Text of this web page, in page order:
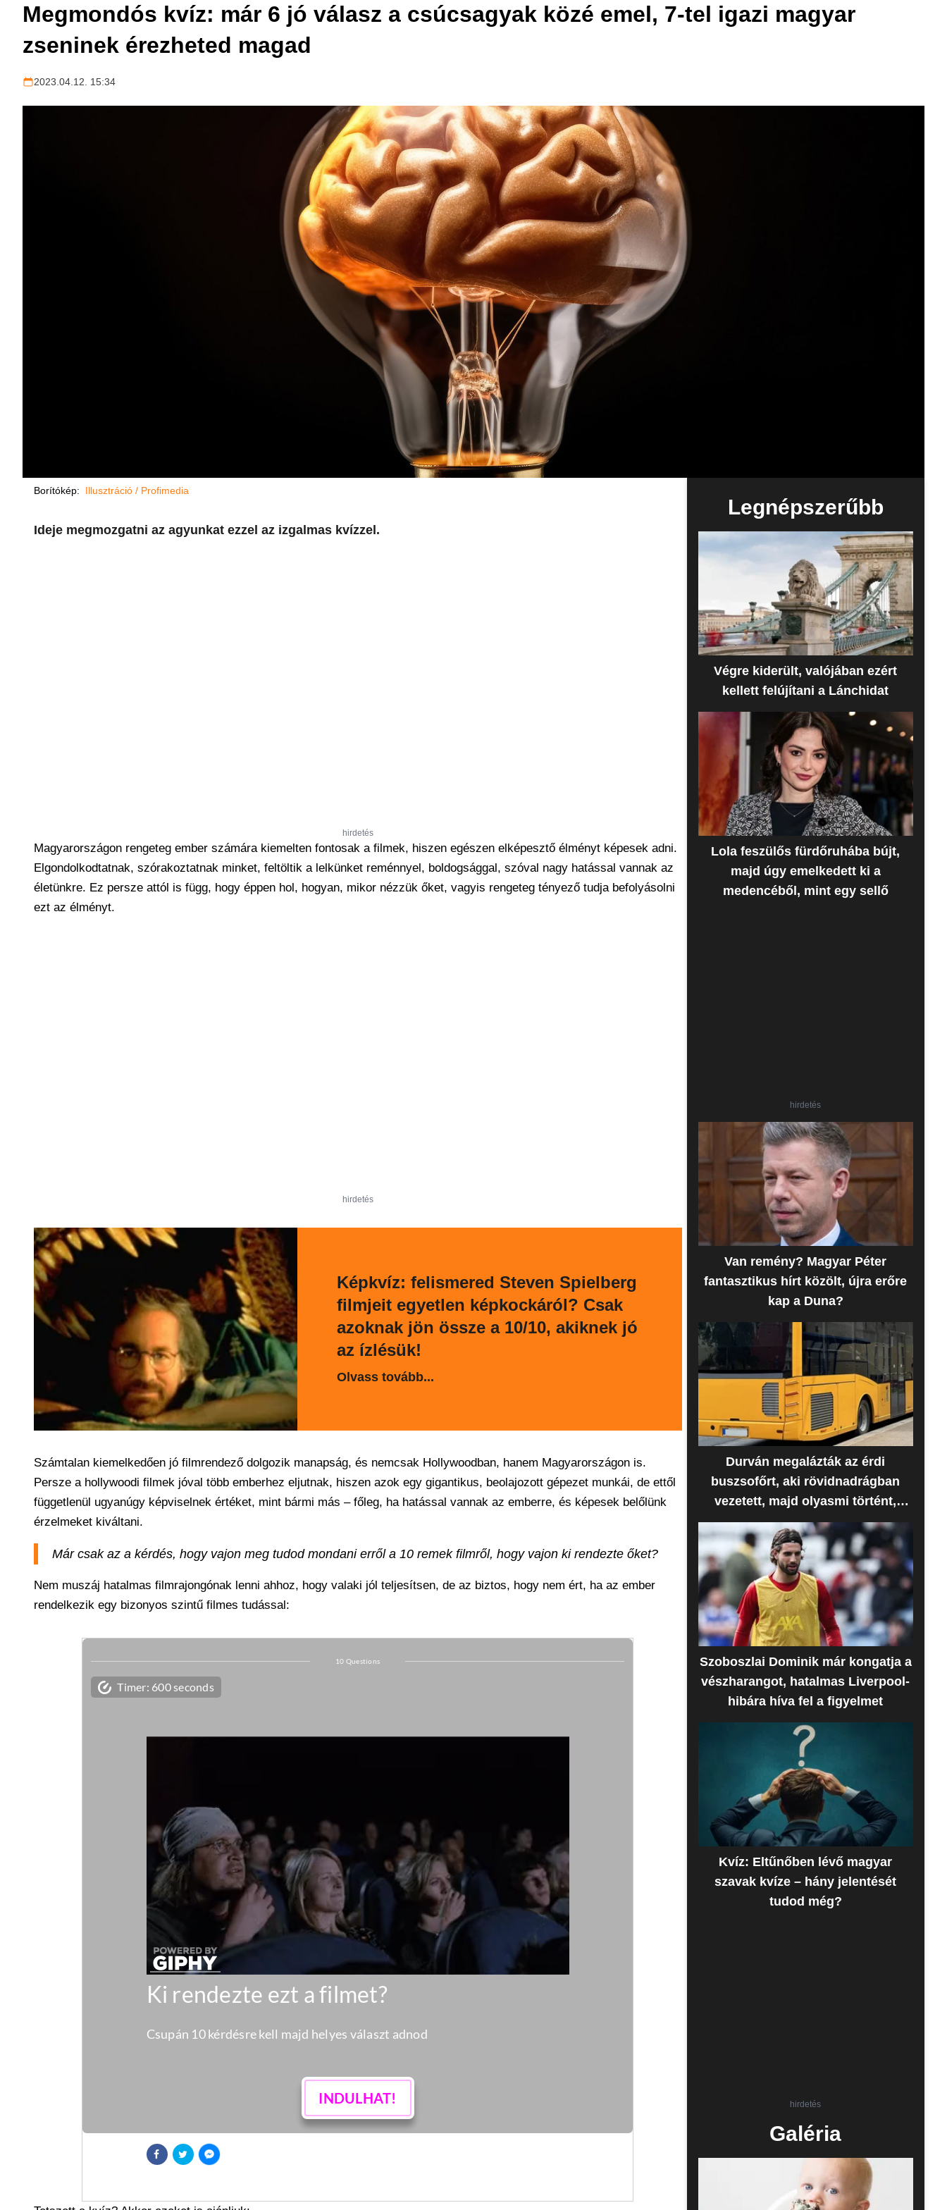
Megmondós kvíz: már 6 jó válasz a csúcsagyak közé emel, 7-tel igazi magyar
zseninek érezheted magad
2023.04.12. 15:34
Borítókép: Illusztráció / Profimedia
Ideje megmozgatni az agyunkat ezzel az izgalmas kvízzel.
hirdetés
Magyarországon rengeteg ember számára kiemelten fontosak a filmek, hiszen egészen elképesztő élményt képesek adni.
Elgondolkodtatnak, szórakoztatnak minket, feltöltik a lelkünket reménnyel, boldogsággal, szóval nagy hatással vannak az
életünkre. Ez persze attól is függ, hogy éppen hol, hogyan, mikor nézzük őket, vagyis rengeteg tényező tudja befolyásolni
ezt az élményt.
hirdetés
Képkvíz: felismered Steven Spielberg
filmjeit egyetlen képkockáról? Csak
azoknak jön össze a 10/10, akiknek jó
az ízlésük!
Olvass tovább...
Számtalan kiemelkedően jó filmrendező dolgozik manapság, és nemcsak Hollywoodban, hanem Magyarországon is.
Persze a hollywoodi filmek jóval több emberhez eljutnak, hiszen azok egy gigantikus, beolajozott gépezet munkái, de ettől
függetlenül ugyanúgy képviselnek értéket, mint bármi más – főleg, ha hatással vannak az emberre, és képesek belőlünk
érzelmeket kiváltani.
Már csak az a kérdés, hogy vajon meg tudod mondani erről a 10 remek filmről, hogy vajon ki rendezte őket?
Nem muszáj hatalmas filmrajongónak lenni ahhoz, hogy valaki jól teljesítsen, de az biztos, hogy nem ért, ha az ember
rendelkezik egy bizonyos szintű filmes tudással:
Legnépszerűbb
Végre kiderült, valójában ezért
kellett felújítani a Lánchidat
Lola feszülős fürdőruhába bújt,
majd úgy emelkedett ki a
medencéből, mint egy sellő
hirdetés
Van remény? Magyar Péter
fantasztikus hírt közölt, újra erőre
kap a Duna?
Durván megalázták az érdi
buszsofőrt, aki rövidnadrágban
vezetett, majd olyasmi történt,
amire senki sem számított
Szoboszlai Dominik már kongatja a
vészharangot, hatalmas Liverpool-
hibára híva fel a figyelmet
Kvíz: Eltűnőben lévő magyar
szavak kvíze – hány jelentését
tudod még?
hirdetés
Galéria